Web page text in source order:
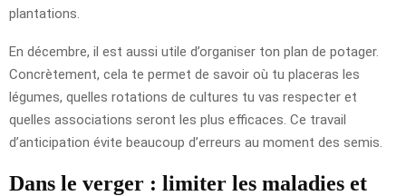
plantations.
En décembre, il est aussi utile d’organiser ton plan de potager.
Concrètement, cela te permet de savoir où tu placeras les
légumes, quelles rotations de cultures tu vas respecter et
quelles associations seront les plus efficaces. Ce travail
d’anticipation évite beaucoup d’erreurs au moment des semis.
Dans le verger : limiter les maladies et